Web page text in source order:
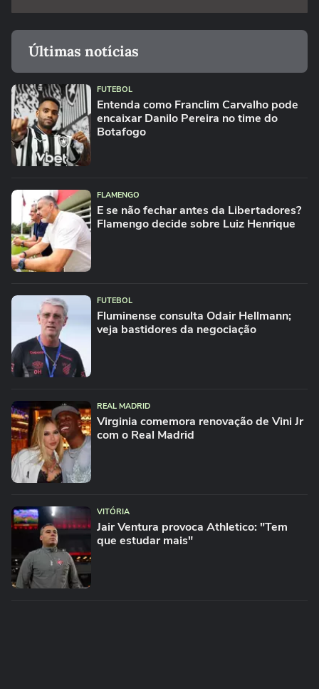
Últimas notícias
FUTEBOL
Entenda como Franclim Carvalho pode
encaixar Danilo Pereira no time do
Botafogo
FLAMENGO
E se não fechar antes da Libertadores?
Flamengo decide sobre Luiz Henrique
FUTEBOL
Fluminense consulta Odair Hellmann;
veja bastidores da negociação
REAL MADRID
Virginia comemora renovação de Vini Jr
com o Real Madrid
VITÓRIA
Jair Ventura provoca Athletico: "Tem
que estudar mais"